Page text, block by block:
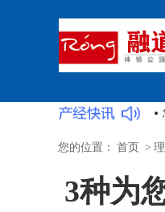
您的位置： 首页 >
3种为